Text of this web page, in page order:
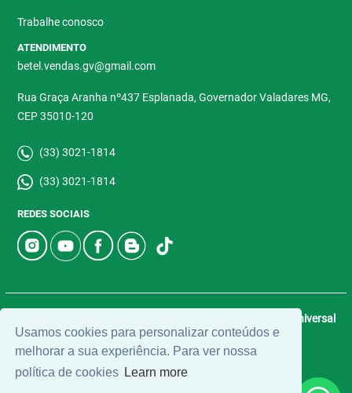
Usamos cookies para personalizar conteúdos e
melhorar a sua experiência. Para ver nossa
política de cookies Learn more
Trabalhe conosco
ATENDIMENTO
betel.vendas.gv@gmail.com
Rua Graça Aranha nº437 Esplanada, Governador Valadares MG,
CEP 35010-120
(33) 3021-1814
(33) 3021-1814
REDES SOCIAIS
Universal
Software.